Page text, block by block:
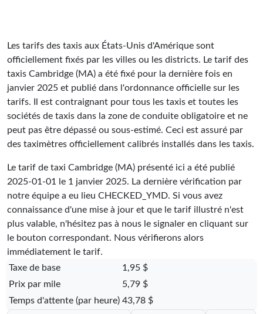
Les tarifs des taxis aux États-Unis d'Amérique sont
officiellement fixés par les villes ou les districts. Le tarif des
taxis Cambridge (MA) a été fixé pour la dernière fois en
janvier 2025 et publié dans l'ordonnance officielle sur les
tarifs. Il est contraignant pour tous les taxis et toutes les
sociétés de taxis dans la zone de conduite obligatoire et ne
peut pas être dépassé ou sous-estimé. Ceci est assuré par
des taximètres officiellement calibrés installés dans les taxis.
Le tarif de taxi Cambridge (MA) présenté ici a été publié
2025-01-01
le 1 janvier 2025. La dernière vérification par
notre équipe a eu lieu CHECKED_YMD. Si vous avez
connaissance d'une mise à jour et que le tarif illustré n'est
plus valable, n'hésitez pas à nous le signaler en cliquant sur
le bouton correspondant. Nous vérifierons alors
immédiatement le tarif.
Taxe de base
1,95 $
Prix par mile
5,79 $
Temps d'attente (par heure) 43,78 $